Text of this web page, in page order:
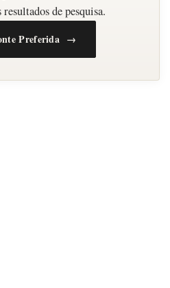
de pesquisa.
Preferida →